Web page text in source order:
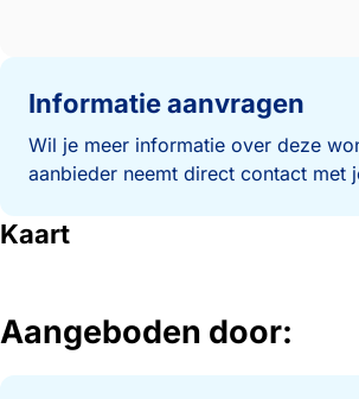
Informatie aanvragen
Wil je meer informatie over deze
aanbieder neemt direct contact met
Kaart
Aangeboden door: